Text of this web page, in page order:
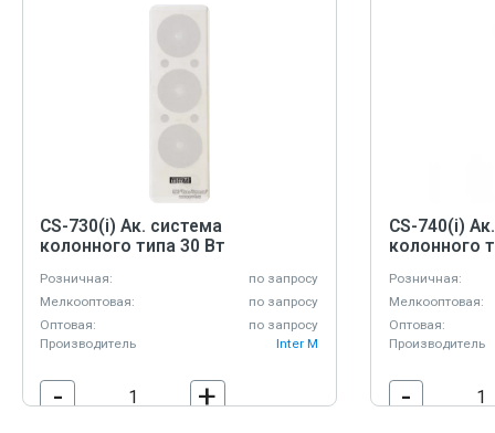
CS-730(i) Ак. система
колонного типа 30 Вт
Розничная:
по запросу
Мелкооптовая:
по запросу
Оптовая:
по запросу
Производитель
Inter M
- +
CS-740(i)
колонного
Розничная:
Мелкооптовая:
Оптовая:
Производитель
-